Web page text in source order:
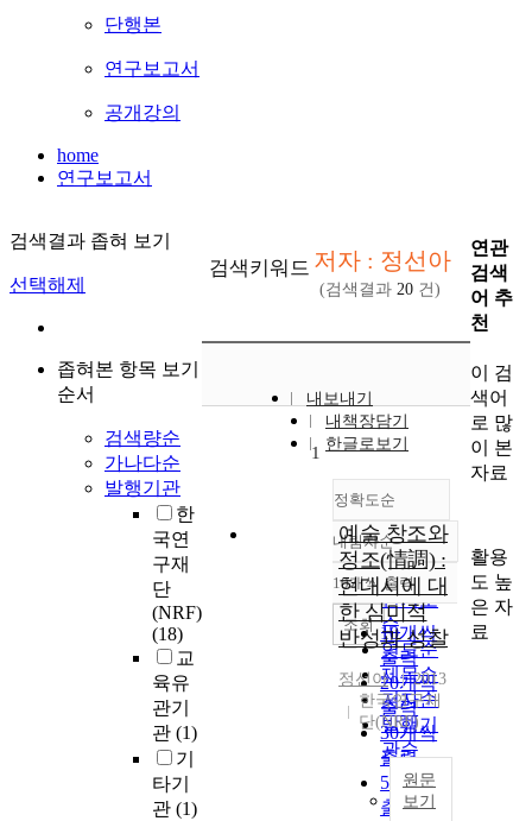
단행본
연구보고서
공개강의
home
연구보고서
검색결과 좁혀 보기
선택해제
좁혀본 항목 보기
순서
검색량순
가나다순
발행기관
한
국연
구재
단
(NRF)
(18)
교
육유
관기
관 (1)
기
타기
관 (1)
검색키워드 저자 : 정선아
(검색결과 20 건)
내보내기
내책장담기
한글로보기
정확도순
정확도
순
인기도
순
연도순
제목순
저자순
발행기
관순
내림차순
내림차순
10개씩 출력
10개씩
출력
20개씩
출력
30개씩
출력
50개씩
출력
조회
1
예술 창조와
정조(情調) :
현대시에 대
한 심미적
반성과 성찰
정선아
2013
한국연구재
단(NRF)
원문
보기
연관
검색
어 추
천
이 검
색어
로 많
이 본
자료
활용
도 높
은 자
료